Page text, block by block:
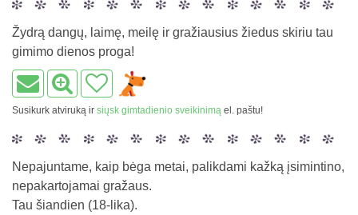
Žydrą dangų, laimę, meilę ir gražiausius žiedus skiriu tau
gimimo dienos proga!
Susikurk atviruką ir siųsk gimtadienio sveikinimą el. paštu!
Nepajuntame, kaip bėga metai, palikdami kažką įsimintino,
nepakartojamai gražaus.
Tau šiandien (18-lika).